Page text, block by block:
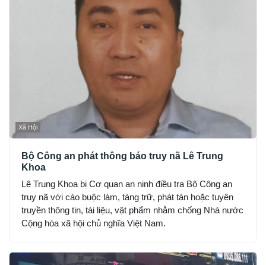
Xã Hội
Bộ Công an phát thông báo truy nã Lê Trung
Khoa
Lê Trung Khoa bị Cơ quan an ninh điều tra Bộ Công an
truy nã với cáo buộc làm, tàng trữ, phát tán hoặc tuyên
truyền thông tin, tài liệu, vật phẩm nhằm chống Nhà nước
Cộng hòa xã hội chủ nghĩa Việt Nam.